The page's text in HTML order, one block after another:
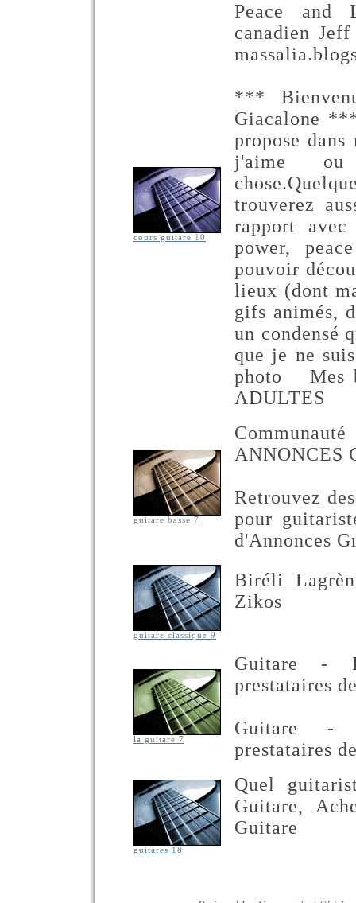
cours guitare 10
Peace and
canadien
***
Giacalone
propose
j'aime ou
trouverez
rapport
power,
pouvoir
lieux (dont
gifs animés,
un condensé
que je ne
photo Mes
ADULTES
guitare basse 7
ANNONCES
Retrouvez
pour
d'Annonces
guitare classique 9
Biréli
Zikos
la guitare 7
Guitare -
prestataires
Guitare -
prestataires
guitares 18
Quel
Guitare,
Guitare